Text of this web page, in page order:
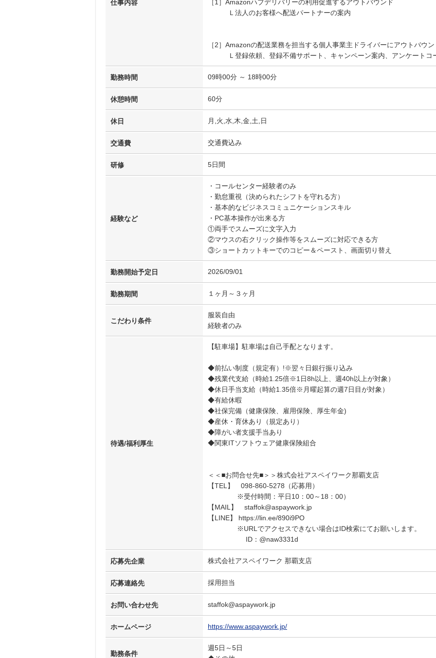
仕事内容
［1］Amazonハブデリバリーの利用促進するアウトバウンド
Ｌ法人のお客様へ配送パートナーの案内
［2］Amazonの配送業務を担当する個人事業主ドライバーにアウトバウン
Ｌ登録依頼、登録不備サポート、キャンペーン案内、アンケートコ
勤務時間 09時00分 ～ 18時00分
休憩時間 60分
休日 月,火,水,木,金,土,日
交通費 交通費込み
研修 5日間
経験など
・コールセンター経験者のみ
・勤怠重視（決められたシフトを守れる方）
・基本的なビジネスコミュニケーションスキル
・PC基本操作が出来る方
①両手でスムーズに文字入力
②マウスの右クリック操作等をスムーズに対応できる方
③ショートカットキーでのコピー＆ペースト、画面切り替え
勤務開始予定日 2026/09/01
勤務期間 １ヶ月～３ヶ月
こだわり条件
服装自由
経験者のみ
待遇/福利厚生
【駐車場】駐車場は自己手配となります。
◆前払い制度（規定有）!※翌々日銀行振り込み
◆残業代支給（時給1.25倍※1日8h以上、週40h以上が対象）
◆休日手当支給（時給1.35倍※月曜起算の週7日目が対象）
◆有給休暇
◆社保完備（健康保険、雇用保険、厚生年金)
◆産休・育休あり（規定あり）
◆障がい者支援手当あり
◆関東ITソフトウェア健康保険組合
＜＜■お問合せ先■＞＞株式会社アスペイワーク那覇支店
【TEL】 098-860-5278（応募用）
※受付時間：平日10：00～18：00）
【MAIL】 staffok@aspaywork.jp
【LINE】 https://lin.ee/890i9PO
※URLでアクセスできない場合はID検索にてお願いします。
ID：@naw3331d
応募先企業 株式会社アスペイワーク 那覇支店
応募連絡先 採用担当
お問い合わせ先 staffok@aspaywork.jp
ホームページ https://www.aspaywork.jp/
勤務条件
週5日～5日